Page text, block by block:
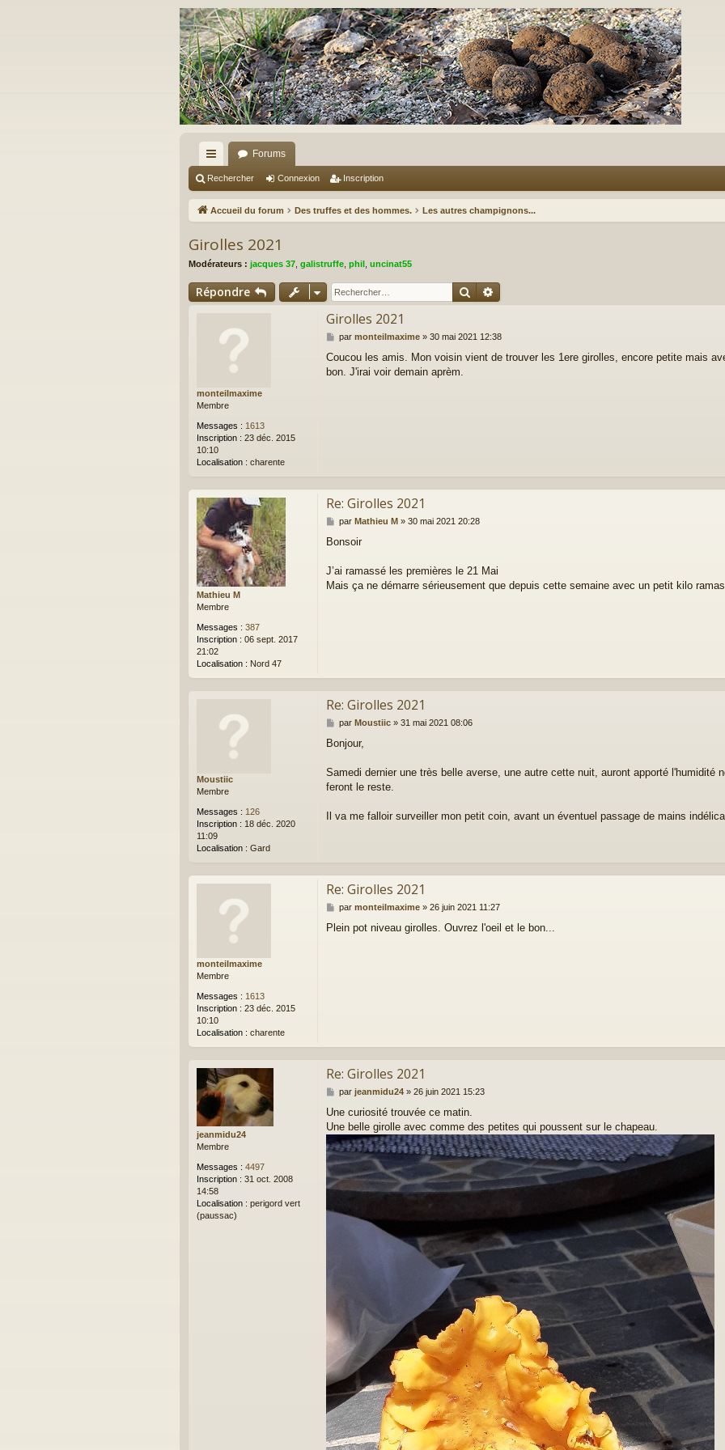
ac
co
ci
Forums
Rechercher Connexion Inscription
Accueil du forum Des truffes et des hommes. Les autres champignons...
Girolles 2021
Modérateurs : jacques 37 galistruffe phil uncinat55
Répondre Rechercher
monteilmaxime
Membre
Messages : 1613
Inscription : 23 déc. 2015
10:10
Localisation : charente
Girolles 2021
M
s
s
par monteilmaxime» 30 mai 2021 12:38
Coucou les amis. Mon voisin vient de trouver les 1ere girolles, encore petite mais
bon. J'irai voir demain aprèm.
Mathieu M
Membre
Messages : 387
Inscription : 06 sept. 2017
21:02
Localisation : Nord 47
Re: Girolles 2021
M
s
a
par Mathieu M » 30 mai 2021 20:28
Bonsoir
J’ai ramassé les premières le 21 Mai
Mais ça ne démarre sérieusement que depuis cette semaine avec un petit kilo
Moustiic
Membre
Messages : 126
Inscription : 18 déc. 2020
11:09
Localisation : Gard
Re: Girolles 2021
M
s
a
par Moustiic» 31 mai 2021 08:06
Bonjour,
Samedi dernier une très belle averse, une autre cette nuit, auront apporté l'humidité
feront le reste.
Il va me falloir surveiller mon petit coin, avant un éventuel passage de mains
monteilmaxime
Membre
Messages : 1613
Inscription : 23 déc. 2015
10:10
Localisation : charente
Re: Girolles 2021
M
s
par monteilmaxime» 26 juin 2021 11:27
Plein pot niveau girolles. Ouvrez l'oeil et le bon...
jeanmidu24
Membre
Messages : 4497
Inscription : 31 oct. 2008
14:58
Localisation : perigord vert
(paussac)
Re: Girolles 2021
M
s
s
g
e
par jeanmidu24» 26 juin 2021 15:23
Une curiosité trouvée ce matin.
Une belle girolle avec comme des petites qui poussent sur le chapeau.